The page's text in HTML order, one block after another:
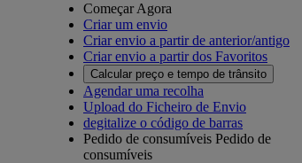
Começar Agora
Criar um envio
Criar envio a partir de anterior/antigo
Criar envio a partir dos Favoritos
Calcular preço e tempo de trânsito
Agendar uma recolha
Upload do Ficheiro de Envio
degitalize o código de barras
Pedido de consumíveis Pedido de
consumíveis